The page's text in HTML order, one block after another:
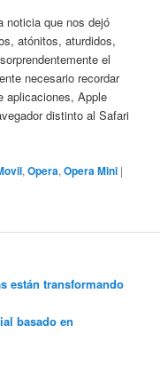
noticia que nos dejó
atónitos, aturdidos,
el
necesario recordar
aplicaciones, Apple
distinto al Safari
,Opera,Opera Mini |
están transformando
basado en